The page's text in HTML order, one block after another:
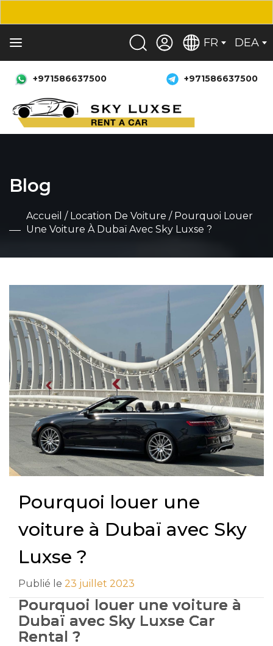
FR DEA
+971586637500 +971586637500
Blog
Accueil / Location De Voiture / Pourquoi Louer
Une Voiture À Dubaï Avec Sky Luxse ?
Pourquoi louer une
voiture à Dubaï avec Sky
Luxse ?
Publié le 23 juillet 2023
Pourquoi louer une voiture à
Dubaï avec Sky Luxse Car
Rental ?